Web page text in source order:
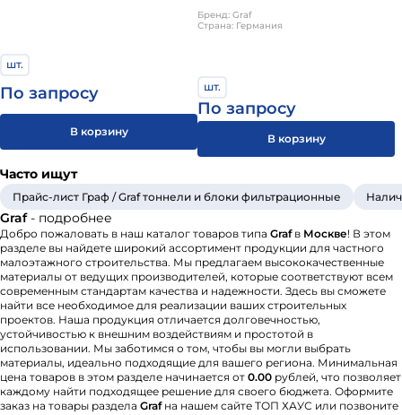
шт.
По запросу
В корзину
Бренд: Graf
Страна: Германия
шт.
По запросу
В корзину
Часто ищут
Прайс-лист Граф / Graf тоннели и блоки фильтрационные
Graf- подробнее
Добро пожаловать в наш каталог товаров типа Grafв Москве! В этом
разделе вы найдете широкий ассортимент продукции для частного
малоэтажного строительства. Мы предлагаем высококачественные
материалы от ведущих производителей, которые соответствуют всем
современным стандартам качества и надежности. Здесь вы сможете
найти все необходимое для реализации ваших строительных
проектов. Наша продукция отличается долговечностью,
устойчивостью к внешним воздействиям и простотой в
использовании. Мы заботимся о том, чтобы вы могли выбрать
материалы, идеально подходящие для вашего региона. Минимальная
цена товаров в этом разделе начинается от 0.00 рублей, что позволяет
каждому найти подходящее решение для своего бюджета. Оформите
заказ на товары раздела Grafна нашем сайте ТОП ХАУС или позвоните